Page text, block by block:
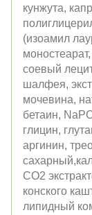
кунжута,
(изоамил
соевый
шалфея,
мочевина,
бетаин,
глицин,
аргинин,
СО2
конского
липидный